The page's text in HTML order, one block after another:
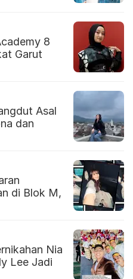
8
Garut
Asal
dan
di Blok M,
Nia
Lee Jadi